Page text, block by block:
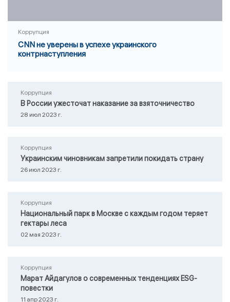
Коррупция
CNN не уверены в успехе украинского
контрнаступления
Коррупция
В России ужесточат наказание за взяточничество
28 июл 2023 г.
Коррупция
Украинским чиновникам запретили покидать страну
26 июл 2023 г.
Коррупция
Национальный парк в Москве с каждым годом теряет
гектары леса
02 мая 2023 г.
Коррупция
Марат Айдагулов о современных тенденциях ESG-
повестки
11 апр 2023 г.